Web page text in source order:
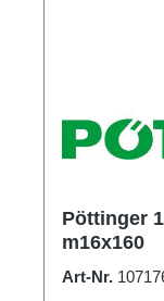
Pöttinger
m16x160
Art-Nr.